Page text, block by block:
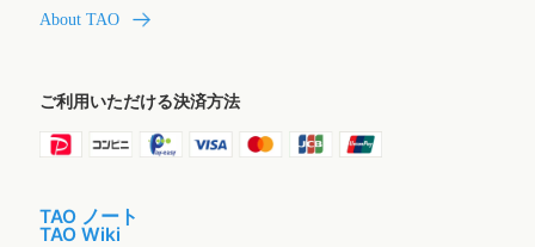
About TAO
ご利用いただける決済方法
TAO ノート
TAO Wiki